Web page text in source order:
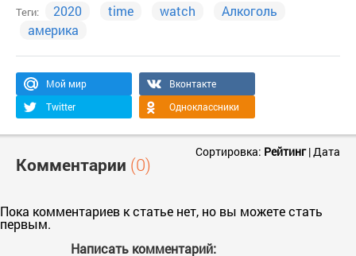
Теги: 2020 time watch
Алкоголь
америка
Мой мир
Вконтакте
Twitter
Одноклассники
Комментарии (0)
Сортировка: Рейтинг|Дата
Пока комментариев к статье нет, но вы можете стать
первым.
Написать комментарий: